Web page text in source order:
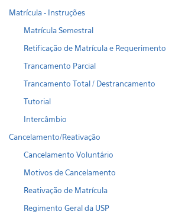
Matrícula - Instruções
Matrícula Semestral
Retificação de Matrícula e Requerimento
Trancamento Parcial
Trancamento Total / Destrancamento
Tutorial
Intercâmbio
Cancelamento/Reativação
Cancelamento Voluntário
Motivos de Cancelamento
Reativação de Matrícula
Regimento Geral da USP